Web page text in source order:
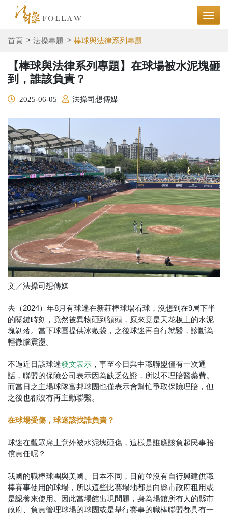
首頁 法操專題 棒球與法律系列專題
【棒球與法律系列專題】在球場被水泥塊砸
到，誰該負責？
2025-06-05 法操司想傳媒
文／法操司想傳媒
去（2024）年8月有球迷在新莊棒球場看球，沒想到在9局下半
的關鍵時刻，竟然被異物砸到額頭，原來竟是天花板上的水泥
塊剝落。當下球團提供冰敷袋，之後球迷再自行就醫，診斷為
輕微腦震盪。
不過近日該球迷發文表示 ，事至今日與中職聯盟僅有一次通
話，聯盟的保險公司表示因為缺乏佐證，所以不理賠醫藥費。
而當日之主場球隊富邦球團也僅表示會幫忙爭取保險理賠，但
之後也都沒有再主動聯繫。
在球場受傷，球迷該找誰負責？
球迷在觀眾席上意外被水泥塊砸傷，這樣是誰應該負起民事賠
償責任呢？
我國的職棒球團與美國、日本不同，目前並沒有自行興建供職
棒賽事使用的球場，所以這些比賽場地都是向縣市政府租用或
是認養來使用。因此當場館出現問題，身為場館所有人的縣市
政府、負責管理球場的球團或是舉行賽事的職棒聯盟都具有一